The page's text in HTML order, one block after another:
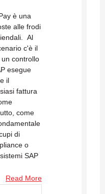
è una
alle frodi
Al
c'è il
controllo
esegue
il
fattura
come
di
o
SAP
Read More